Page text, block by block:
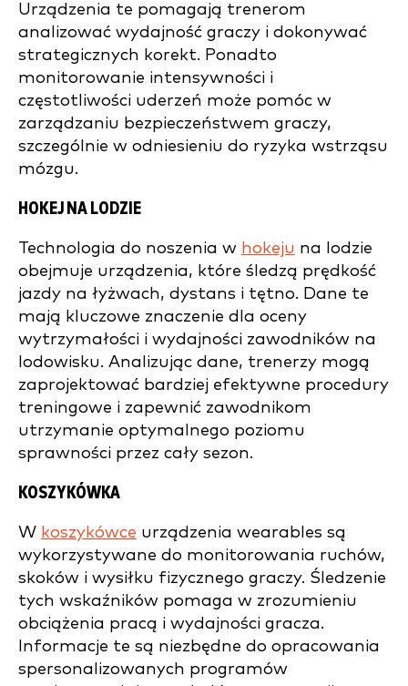
Urządzenia te pomagają trenerom
analizować wydajność graczy i dokonywać
strategicznych korekt. Ponadto
monitorowanie intensywności i
częstotliwości uderzeń może pomóc w
zarządzaniu bezpieczeństwem graczy,
szczególnie w odniesieniu do ryzyka wstrząsu
mózgu.
HOKEJ NA LODZIE
Technologia do noszenia w hokeju na lodzie
obejmuje urządzenia, które śledzą prędkość
jazdy na łyżwach, dystans i tętno. Dane te
mają kluczowe znaczenie dla oceny
wytrzymałości i wydajności zawodników na
lodowisku. Analizując dane, trenerzy mogą
zaprojektować bardziej efektywne procedury
treningowe i zapewnić zawodnikom
utrzymanie optymalnego poziomu
sprawności przez cały sezon.
KOSZYKÓWKA
W koszykówce urządzenia wearables są
wykorzystywane do monitorowania ruchów,
skoków i wysiłku fizycznego graczy. Śledzenie
tych wskaźników pomaga w zrozumieniu
obciążenia pracą i wydajności gracza.
Informacje te są niezbędne do opracowania
spersonalizowanych programów